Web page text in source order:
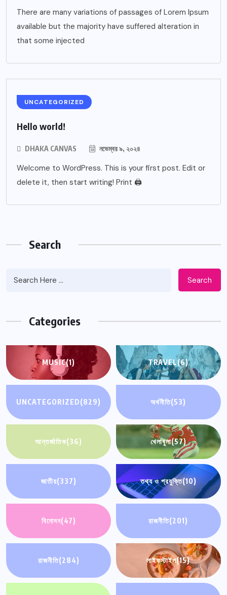
There are many variations of passages of Lorem Ipsum
available but the majority have suffered alteration in
that some injected
UNCATEGORIZED
Hello world!
DHAKA CANVAS নভেম্বর ৯, ২০২৪
Welcome to WordPress. This is your first post. Edit or
delete it, then start writing! Print 🖨
Search
Search
Categories
MUSIC(1) TRAVEL(6)
UNCATEGORIZED(829) অর্থনীতি(53)
আন্তর্জাতিক(36) খেলাধুলা(57)
জাতীয়(337) তথ্য ও প্রযুক্তি(10)
বিনোদন(47) রাজনীতি(201)
রাজনীতি(284) লাইফস্টাইল(15)